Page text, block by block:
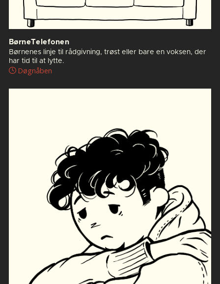
BørneTelefonen
Børnenes linje til rådgivning, trøst eller bare en voksen, der
har tid til at lytte.
Døgnåben